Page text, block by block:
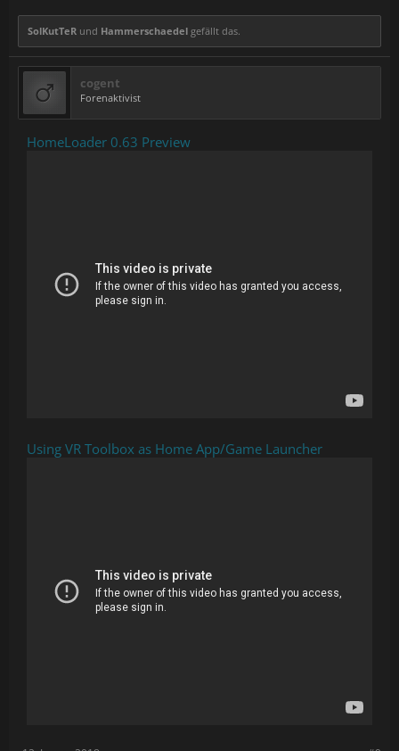
SolKutTeR und Hammerschaedel gefällt das.
cogent
Forenaktivist
HomeLoader 0.63 Preview
Using VR Toolbox as Home App/Game Launcher